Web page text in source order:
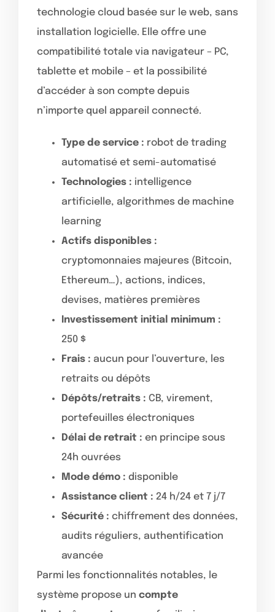
technologie cloud basée sur le web, sans
installation logicielle. Elle offre une
compatibilité totale via navigateur – PC,
tablette et mobile – et la possibilité
d’accéder à son compte depuis
n’importe quel appareil connecté.
Type de service : robot de trading
automatisé et semi-automatisé
Technologies : intelligence
artificielle, algorithmes de machine
learning
Actifs disponibles :
cryptomonnaies majeures (Bitcoin,
Ethereum…), actions, indices,
devises, matières premières
Investissement initial minimum :
250 $
Frais : aucun pour l’ouverture, les
retraits ou dépôts
Dépôts/retraits : CB, virement,
portefeuilles électroniques
Délai de retrait : en principe sous
24h ouvrées
Mode démo : disponible
Assistance client : 24 h/24 et 7 j/7
Sécurité : chiffrement des données,
audits réguliers, authentification
avancée
Parmi les fonctionnalités notables, le
système propose un compte